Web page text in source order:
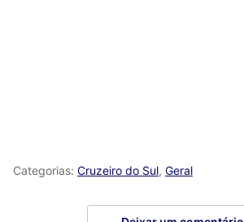
Categorias: Cruzeiro do Sul, Geral